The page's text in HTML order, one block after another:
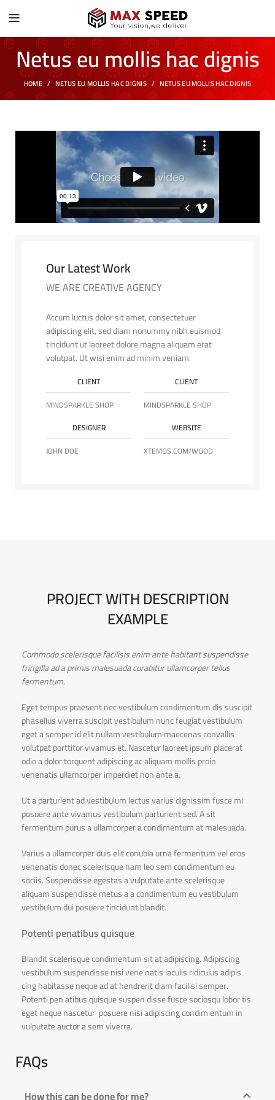
Netus eu mollis hac dignis
HOME NETUS EU MOLLIS HAC DIGNIS NETUS EU MOLLIS HAC DIGNIS
Our Latest Work
WE ARE CREATIVE AGENCY
Accum luctus dolor sit amet, consectetuer
adipiscing elit, sed diam nonummy nibh euismod
tincidunt ut laoreet dolore magna aliquam erat
volutpat. Ut wisi enim ad minim veniam.
CLIENT
MINDSPARKLE SHOP
CLIENT
MINDSPARKLE SHOP
DESIGNER
JOHN DOE
WEBSITE
XTEMOS.COM/WOOD
PROJECT WITH DESCRIPTION
EXAMPLE
Commodo scelerisque facilisis enim ante habitant suspendisse
fringilla ad a primis malesuada curabitur ullamcorper tellus
fermentum.
Eget tempus praesent nec vestibulum condimentum dis suscipit
phasellus viverra suscipit vestibulum nunc feugiat vestibulum
eget a semper id elit nullam vestibulum maecenas convallis
volutpat porttitor vivamus et. Nascetur laoreet ipsum placerat
odio a dolor torquent adipiscing ac aliquam mollis proin
venenatis ullamcorper imperdiet non ante a.
Ut a parturient ad vestibulum lectus varius dignissim fusce mi
posuere ante vivamus vestibulum parturient sed. A sit
fermentum purus a ullamcorper a condimentum at malesuada.
Varius a ullamcorper duis elit conubia urna fermentum vel eros
venenatis donec scelerisque nam leo sem condimentum eu
sociis. Suspendisse egestas a vulputate ante scelerisque
aliquam suspendisse metus a a condimentum eu vestibulum
vestibulum dui posuere tincidunt blandit.
Potenti penatibus quisque
Blandit scelerisque condimentum sit at adipiscing. Adipiscing
vestibulum suspendisse nisi vene natis iaculis ridiculus adipis
cing habitasse neque ad at hendrerit diam facilisi semper.
Potenti pen atibus quisque suspen disse fusce sociosqu lobor tis
eget neque nascetur posuere nisi adipiscing condim entum in
vulputate auctor a sem viverra.
FAQs
How this can be done for me?